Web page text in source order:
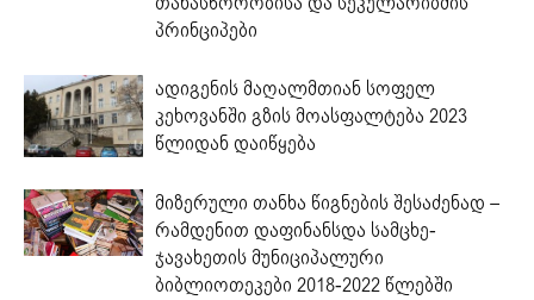
პრინციპები
ადიგენის მაღალმთიან სოფელ
კეხოვანში გზის მოასფალტება 2023
წლიდან დაიწყება
მიზერული თანხა წიგნების შესაძენად –
რამდენით დაფინანსდა სამცხე-
ჯავახეთის მუნიციპალური
ბიბლიოთეკები 2018-2022 წლებში